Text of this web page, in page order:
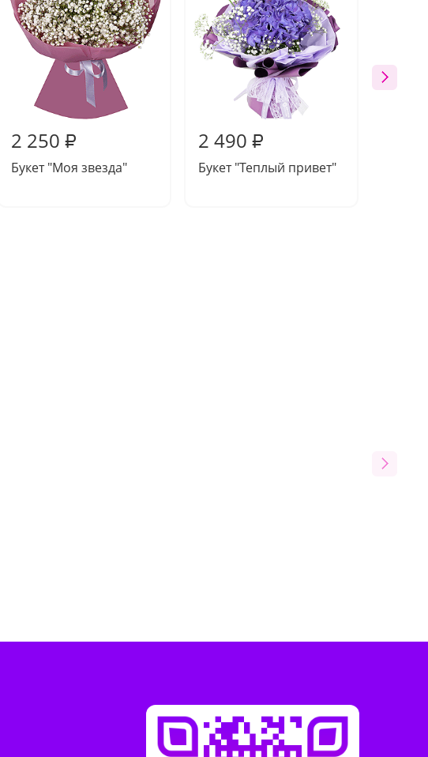
2 250 ₽
Букет "Моя звезда"
2 490 ₽
Букет "Теплый привет"